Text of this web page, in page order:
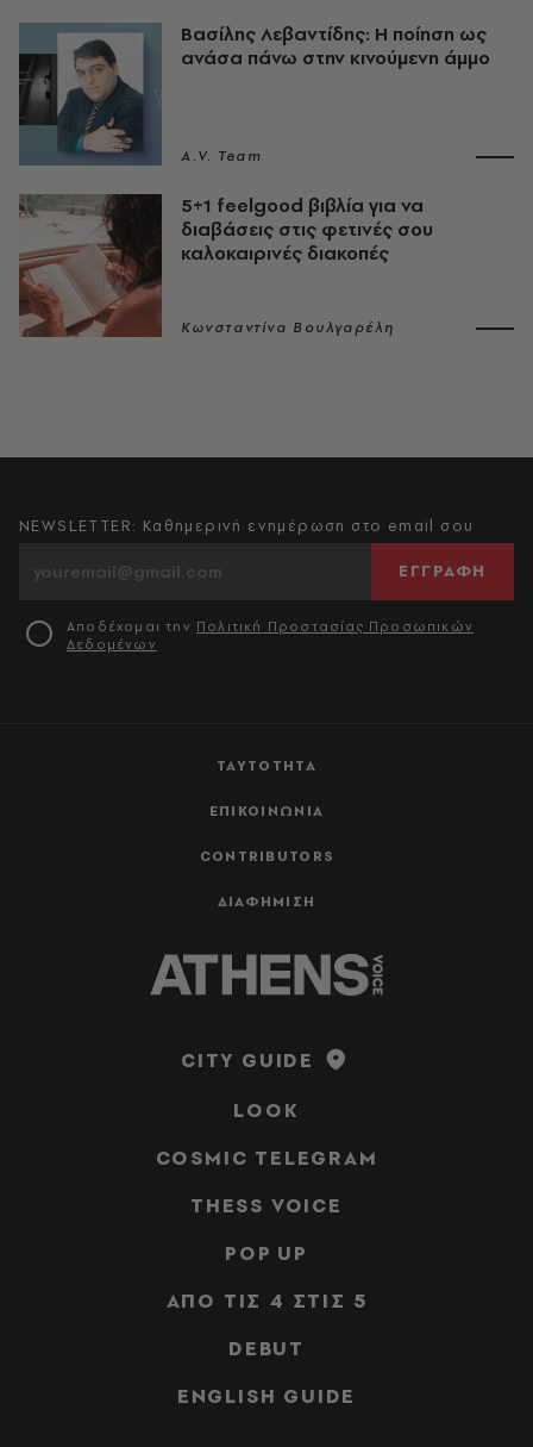
Βασίλης Λεβαντίδης: Η ποίηση ως
ανάσα πάνω στην κινούμενη άμμο
A.V. Team
5+1 feelgood βιβλία για να
διαβάσεις στις φετινές σου
καλοκαιρινές διακοπές
Κωνσταντίνα Βουλγαρέλη
ΤΑΥΤΟΤΗΤΑ
ΕΠΙΚΟΙΝΩΝΙΑ
CONTRIBUTORS
ΔΙΑΦΗΜΙΣΗ
NEWSLETTER: Καθημερινή ενημέρωση στο email σου
ΕΓΓΡΑΦΗ
Αποδέχομαι την Πολιτική Προστασίας Προσωπικών
Δεδομένων
CITY GUIDE
LOOK
COSMIC TELEGRAM
THESS VOICE
POP UP
ΑΠΟ ΤΙΣ 4 ΣΤΙΣ 5
DEBUT
ENGLISH GUIDE